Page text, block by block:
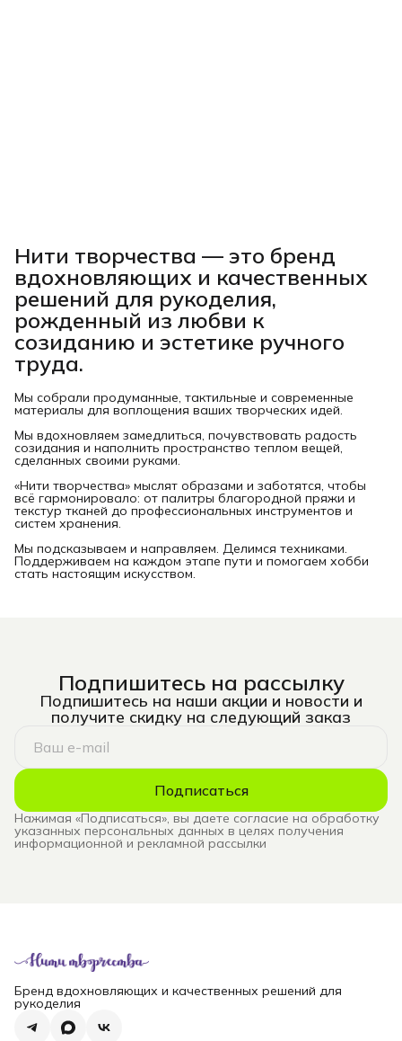
Нити творчества — это бренд
вдохновляющих и качественных
решений для рукоделия,
рожденный из любви к
созиданию и эстетике ручного
труда.
Мы собрали продуманные, тактильные и современные
материалы для воплощения ваших творческих идей.
Мы вдохновляем замедлиться, почувствовать радость
созидания и наполнить пространство теплом вещей,
сделанных своими руками.
«Нити творчества» мыслят образами и заботятся, чтобы
всё гармонировало: от палитры благородной пряжи и
текстур тканей до профессиональных инструментов и
систем хранения.
Мы подсказываем и направляем. Делимся техниками.
Поддерживаем на каждом этапе пути и помогаем хобби
стать настоящим искусством.
Подпишитесь на рассылку
Подпишитесь на наши акции и новости и
получите скидку на следующий заказ
Подписаться
Нажимая «Подписаться», вы даете согласие на обработку
указанных персональных данных в целях получения
информационной и рекламной рассылки
Бренд вдохновляющих и качественных решений для
рукоделия